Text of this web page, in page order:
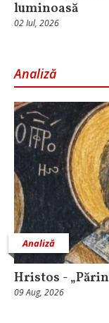
luminoasă
02 Iul, 2026
Analiză
Analiză
Hristos -
09 Aug, 2026